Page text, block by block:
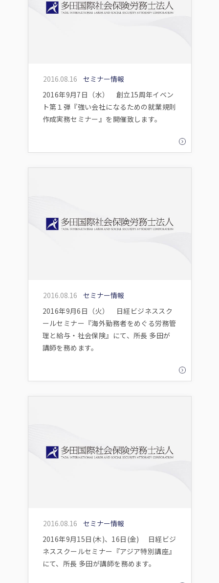
2016.08.16
セミナー情報
2016年9月7日（水） 創立15周年イベン
ト第１弾『強い会社になるための就業規則
作成実務セミナー』を開催致します。
2016.08.16
セミナー情報
2016年9月6日（火） 日経ビジネススク
ールセミナー『海外勤務者をめぐる労務管
理と給与・社会保険』にて、所長 多田が
講師を務めます。
2016.08.16
セミナー情報
2016年9月15日(木)、16日(金) 日経ビジ
ネススクールセミナー『アジア特別講座』
にて、所長 多田が講師を務めます。